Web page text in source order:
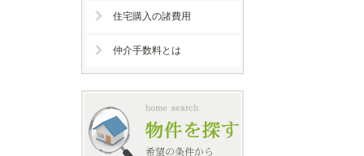
住宅購入の諸費用
仲介手数料とは